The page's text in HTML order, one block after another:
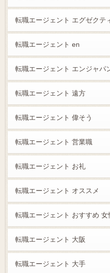
転職エージェント エグゼクテ
転職エージェント en
転職エージェント エンジャパ
転職エージェント 遠方
転職エージェント 偉そう
転職エージェント 営業職
転職エージェント お礼
転職エージェント オススメ
転職エージェント おすすめ 女
転職エージェント 大阪
転職エージェント 大手